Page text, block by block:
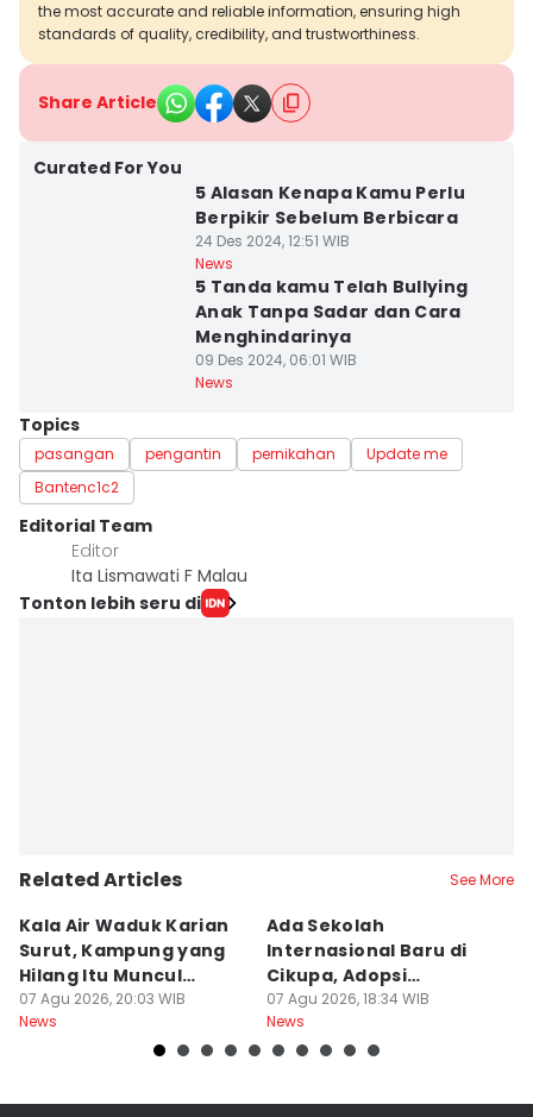
the most accurate and reliable information, ensuring high
standards of quality, credibility, and trustworthiness.
Share Article
Curated For You
5 Alasan Kenapa Kamu Perlu
Berpikir Sebelum Berbicara
24 Des 2024, 12:51 WIB
News
5 Tanda kamu Telah Bullying
Anak Tanpa Sadar dan Cara
Menghindarinya
09 Des 2024, 06:01 WIB
News
Topics
pasangan pengantin pernikahan
Update me
Bantenc1c2
Editorial Team
Editor
Ita Lismawati F Malau
Tonton lebih seru di
Related Articles See More
Kala Air Waduk Karian
Surut, Kampung yang
Hilang Itu Muncul
Kembali
07 Agu 2026, 20:03 WIB
News
Ada Sekolah
Internasional Baru di
Cikupa, Adopsi
Kurikulum Singapura
07 Agu 2026, 18:34 WIB
News